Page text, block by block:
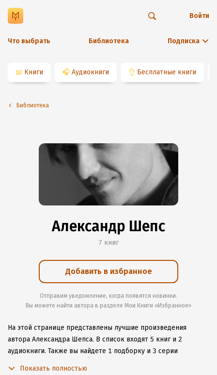
Что выбрать Библиотека Подписка
Войти
📖 Книги 🎧 Аудиокниги 👌 Бесплатные книги
Библиотека
Александр Шепс
7 книг
Добавить в избранное
Отправим уведомление, когда появятся новинки.
Вы можете найти автора в разделе Мои Книги «Избранное»
На этой странице представлены лучшие произведения
автора Александра Шепса. В список входят 5 книг и 2
аудиокниги. Также вы найдете 1 подборку и 3 серии
Показать полностью